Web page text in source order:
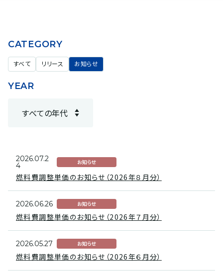
CATEGORY
すべて リリース お知らせ
YEAR
2026.07.2
4 お知らせ
燃料費調整単価のお知らせ（2026年８月分）
2026.06.26 お知らせ
燃料費調整単価のお知らせ（2026年７月分）
2026.05.27 お知らせ
燃料費調整単価のお知らせ（2026年６月分）